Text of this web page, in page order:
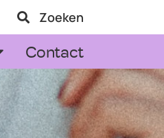
Zoeken
Contact